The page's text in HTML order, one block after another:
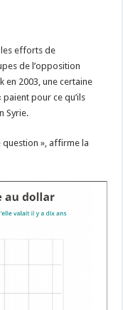
efforts de
de l’opposition
en 2003, une certaine
paient pour ce qu’ils
Syrie.
question », affirme la